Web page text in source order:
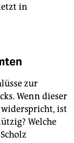
in
zur
Wenn dieser
ist
Welche